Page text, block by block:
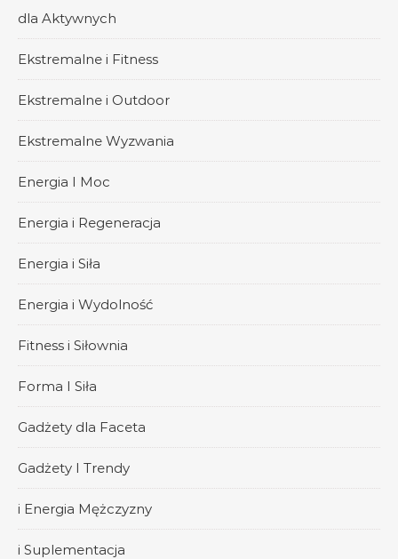
dla Aktywnych
Ekstremalne i Fitness
Ekstremalne i Outdoor
Ekstremalne Wyzwania
Energia I Moc
Energia i Regeneracja
Energia i Siła
Energia i Wydolność
Fitness i Siłownia
Forma I Siła
Gadżety dla Faceta
Gadżety I Trendy
i Energia Mężczyzny
i Suplementacja